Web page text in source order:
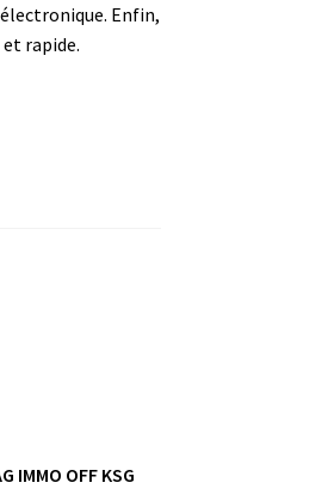
Enfin,
rapide.
IMMO OFF KSG